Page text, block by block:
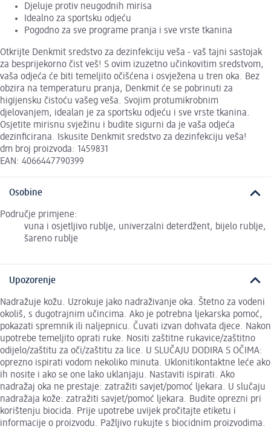
Djeluje protiv neugodnih mirisa
Idealno za sportsku odjeću
Pogodno za sve programe pranja i sve vrste tkanina
Otkrijte Denkmit sredstvo za dezinfekciju veša - vaš tajni sastojak
za besprijekorno čist veš! S ovim izuzetno učinkovitim sredstvom,
vaša odjeća će biti temeljito očišćena i osvježena u tren oka. Bez
obzira na temperaturu pranja, Denkmit će se pobrinuti za
higijensku čistoću vašeg veša. Svojim protumikrobnim
djelovanjem, idealan je za sportsku odjeću i sve vrste tkanina.
Osjetite mirisnu svježinu i budite sigurni da je vaša odjeća
dezinficirana. Iskusite Denkmit sredstvo za dezinfekciju veša!
dm broj proizvoda: 1459831
EAN: 4066447790399
Osobine
Područje primjene:
vuna i osjetljivo rublje, univerzalni deterdžent, bijelo rublje,
šareno rublje
Upozorenje
Nadražuje kožu. Uzrokuje jako nadraživanje oka. Štetno za vodeni
okoliš, s dugotrajnim učincima. Ako je potrebna ljekarska pomoć,
pokazati spremnik ili naljepnicu. Čuvati izvan dohvata djece. Nakon
upotrebe temeljito oprati ruke. Nositi zaštitne rukavice/zaštitno
odijelo/zaštitu za oči/zaštitu za lice. U SLUČAJU DODIRA S OČIMA:
oprezno ispirati vodom nekoliko minuta. Uklonitikontaktne leće ako
ih nosite i ako se one lako uklanjaju. Nastaviti ispirati. Ako
nadražaj oka ne prestaje: zatražiti savjet/pomoć ljekara. U slučaju
nadražaja kože: zatražiti savjet/pomoć ljekara. Budite oprezni pri
korištenju biocida. Prije upotrebe uvijek pročitajte etiketu i
informacije o proizvodu. Pažljivo rukujte s biocidnim proizvodima.